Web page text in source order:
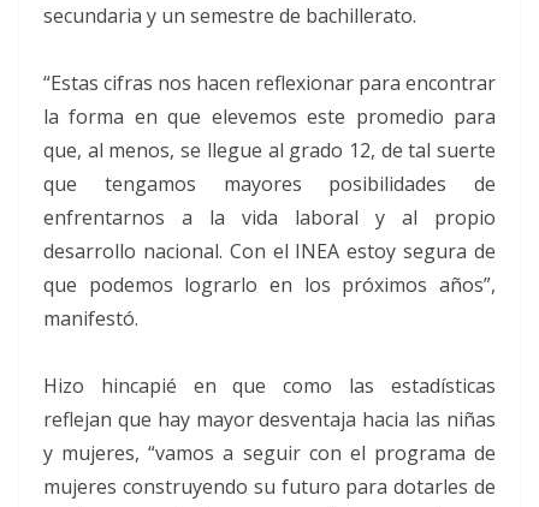
secundaria y un semestre de bachillerato.
“Estas cifras nos hacen reflexionar para encontrar
la forma en que elevemos este promedio para
que, al menos, se llegue al grado 12, de tal suerte
que tengamos mayores posibilidades de
enfrentarnos a la vida laboral y al propio
desarrollo nacional. Con el INEA estoy segura de
que podemos lograrlo en los próximos años”,
manifestó.
Hizo hincapié en que como las estadísticas
reflejan que hay mayor desventaja hacia las niñas
y mujeres, “vamos a seguir con el programa de
mujeres construyendo su futuro para dotarles de